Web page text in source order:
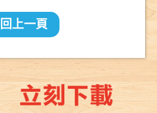
2000公里的
長征
回上一頁